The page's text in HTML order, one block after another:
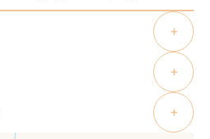
+
+
+